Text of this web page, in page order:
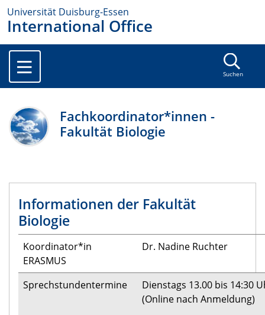
Universität Duisburg-Essen
International Office
Suchen
Fachkoordinator*innen -
Fakultät Biologie
Informationen der Fakultät
Biologie
Koordinator*in
ERASMUS
Dr. Nadine Ruchter
Sprechstundentermine
Dienstags 13.00 bis 14:30
(Online nach Anmeldung)